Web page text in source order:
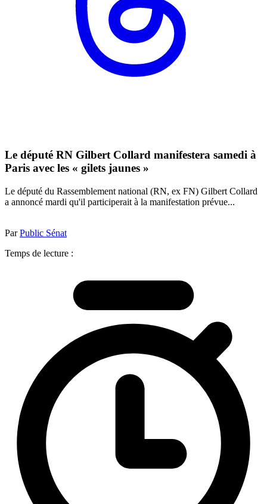
Le député RN Gilbert Collard manifestera samedi à
Paris avec les « gilets jaunes »
Le député du Rassemblement national (RN, ex FN) Gilbert Collard
a annoncé mardi qu'il participerait à la manifestation prévue...
ParPublic Sénat
Temps de lecture :